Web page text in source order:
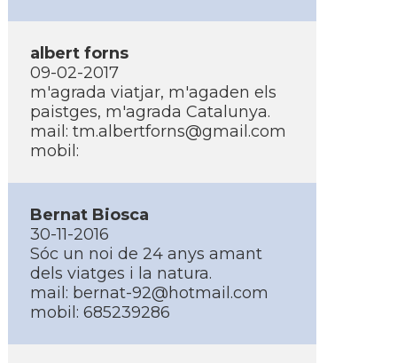
albert forns
09-02-2017
m'agrada viatjar, m'agaden els
paistges, m'agrada Catalunya.
mail: tm.albertforns@gmail.com
mobil:
Bernat Biosca
30-11-2016
Sóc un noi de 24 anys amant
dels viatges i la natura.
mail: bernat-92@hotmail.com
mobil: 685239286